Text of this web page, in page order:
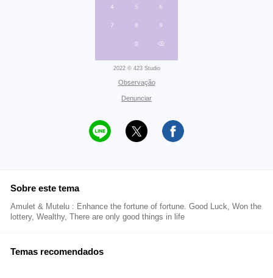
2022 © 423 Studio
Observação
Denunciar
Sobre este tema
Amulet & Mutelu : Enhance the fortune of fortune. Good Luck, Won the
lottery, Wealthy, There are only good things in life
Temas recomendados